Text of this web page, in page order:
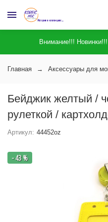
Внимание!!! Новинки!!!
Главная Аксессуары для
Бейджик желтый /
рулеткой /
Артикул: 44452oz
- 43 %